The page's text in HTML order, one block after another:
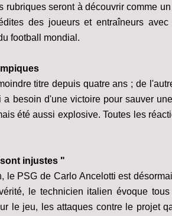
rubriques seront à découvrir comme
des joueurs et entraîneurs
football mondial.
titre depuis quatre ans ; de
besoin d'une victoire pour sauver
été aussi explosive. Toutes les
injustes "
le PSG de Carlo Ancelotti est
le technicien italien évoque
le jeu, les attaques contre le projet